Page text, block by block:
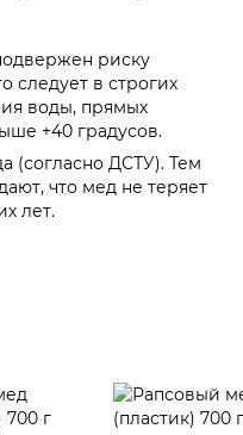
риску
следует в строгих
воды, прямых
+40 градусов.
(согласно ДСТУ). Тем
что мед не теряет
лет.